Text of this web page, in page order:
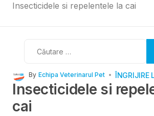
Insecticidele si repelentele la cai
By Echipa Veterinarul Pet ÎNGRIJIRE
Insecticidele si
cai